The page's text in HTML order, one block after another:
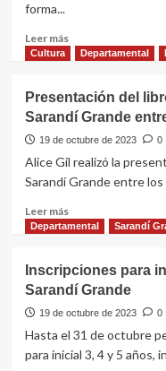
forma...
Leer másLeer
más
Departamental
de
Florida
sesionó
Sarandí
Cultura Departamental
Presentación del
Sarandí Grande
19 de octubre de 2023 0
Alice Gil realizó la
Sarandí Grande entre los
Leer másLeer
más
del
libro
“De
la
al
Departamental Sarandí
Inscripciones para
Sarandí Grande
19 de octubre de 2023 0
Hasta el 31 de octubre
para inicial 3, 4 y 5 años,